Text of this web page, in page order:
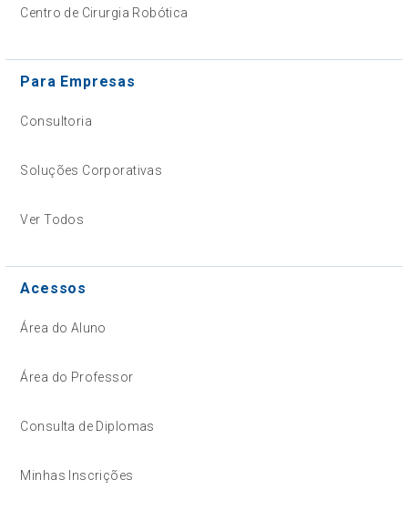
Centro de Cirurgia Robótica
Para Empresas
Consultoria
Soluções Corporativas
Ver Todos
Acessos
Área do Aluno
Área do Professor
Consulta de Diplomas
Minhas Inscrições